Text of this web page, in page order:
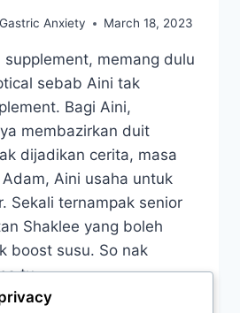
Anxiety March 18, 2023
supplement, memang dulu
sebab Aini tak
Bagi Aini,
membazirkan duit
dijadikan cerita, masa
Aini usaha untuk
Sekali ternampak senior
Shaklee yang boleh
boost susu. So nak
tu….